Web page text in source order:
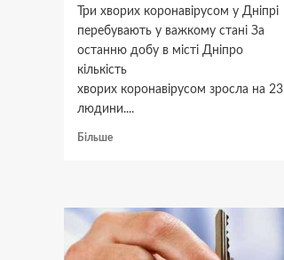
Три хворих коронавірусом у Дніпрі
перебувають у важкому стані За
останню добу в місті Дніпро
кількість
хворих коронавірусом зросла на 23
людини....
БільшеДокладніше
зростає
кількість
хворих